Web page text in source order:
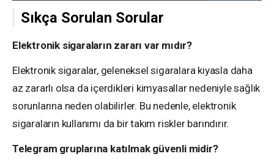
Sıkça Sorulan Sorular
Elektronik sigaraların zararı var mıdır?
Elektronik sigaralar, geleneksel sigaralara kıyasla daha
az zararlı olsa da içerdikleri kimyasallar nedeniyle sağlık
sorunlarına neden olabilirler. Bu nedenle, elektronik
sigaraların kullanımı da bir takım riskler barındırır.
Telegram gruplarına katılmak güvenli midir?